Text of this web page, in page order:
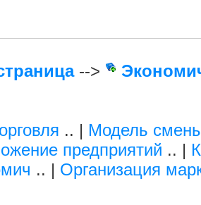
-->
.. | Модель смены
предприятий .. |
.. | Организация